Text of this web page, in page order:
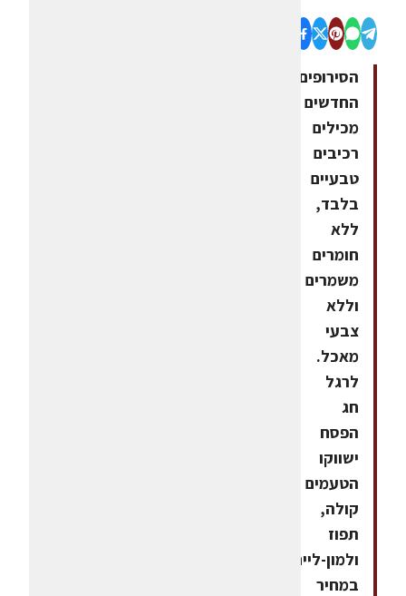
הסירופים
החדשים
מכילים
רכיבים
טבעיים
בלבד,
ללא
חומרים
משמרים
וללא
צבעי
מאכל.
לרגל
חג
הפסח
ישווקו
הטעמים
קולה,
תפוז
ולמון-ליים
במחיר